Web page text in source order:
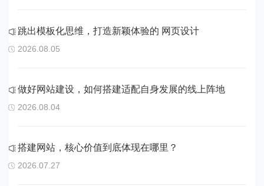
跳出模板化思维，打造新颖体验的 网页设计
2026.08.05
做好网站建设，如何搭建适配自身发展的线上阵地
2026.08.04
搭建网站，核心价值到底体现在哪里？
2026.07.27